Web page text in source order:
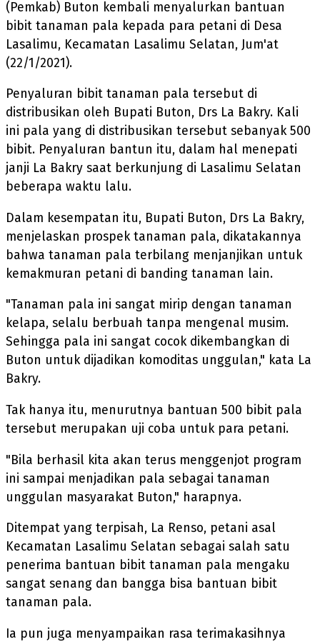
(Pemkab) Buton kembali menyalurkan bantuan
bibit tanaman pala kepada para petani di Desa
Lasalimu, Kecamatan Lasalimu Selatan, Jum'at
(22/1/2021).
Penyaluran bibit tanaman pala tersebut di
distribusikan oleh Bupati Buton, Drs La Bakry. Kali
ini pala yang di distribusikan tersebut sebanyak 500
bibit. Penyaluran bantun itu, dalam hal menepati
janji La Bakry saat berkunjung di Lasalimu Selatan
beberapa waktu lalu.
Dalam kesempatan itu, Bupati Buton, Drs La Bakry,
menjelaskan prospek tanaman pala, dikatakannya
bahwa tanaman pala terbilang menjanjikan untuk
kemakmuran petani di banding tanaman lain.
"Tanaman pala ini sangat mirip dengan tanaman
kelapa, selalu berbuah tanpa mengenal musim.
Sehingga pala ini sangat cocok dikembangkan di
Buton untuk dijadikan komoditas unggulan," kata La
Bakry.
Tak hanya itu, menurutnya bantuan 500 bibit pala
tersebut merupakan uji coba untuk para petani.
"Bila berhasil kita akan terus menggenjot program
ini sampai menjadikan pala sebagai tanaman
unggulan masyarakat Buton," harapnya.
Ditempat yang terpisah, La Renso, petani asal
Kecamatan Lasalimu Selatan sebagai salah satu
penerima bantuan bibit tanaman pala mengaku
sangat senang dan bangga bisa bantuan bibit
tanaman pala.
Ia pun juga menyampaikan rasa terimakasihnya